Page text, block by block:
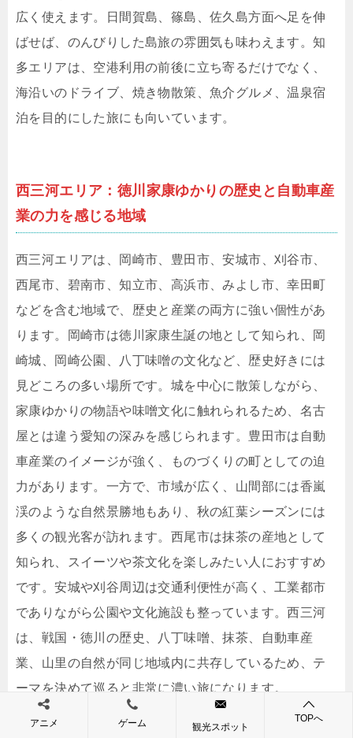
広く使えます。日間賀島、篠島、佐久島方面へ足を伸
ばせば、のんびりした島旅の雰囲気も味わえます。知
多エリアは、空港利用の前後に立ち寄るだけでなく、
海沿いのドライブ、焼き物散策、魚介グルメ、温泉宿
泊を目的にした旅にも向いています。
西三河エリア：徳川家康ゆかりの歴史と自動車産
業の力を感じる地域
西三河エリアは、岡崎市、豊田市、安城市、刈谷市、
西尾市、碧南市、知立市、高浜市、みよし市、幸田町
などを含む地域で、歴史と産業の両方に強い個性があ
ります。岡崎市は徳川家康生誕の地として知られ、岡
崎城、岡崎公園、八丁味噌の文化など、歴史好きには
見どころの多い場所です。城を中心に散策しながら、
家康ゆかりの物語や味噌文化に触れられるため、名古
屋とは違う愛知の深みを感じられます。豊田市は自動
車産業のイメージが強く、ものづくりの町としての迫
力があります。一方で、市域が広く、山間部には香嵐
渓のような自然景勝地もあり、秋の紅葉シーズンには
多くの観光客が訪れます。西尾市は抹茶の産地として
知られ、スイーツや茶文化を楽しみたい人におすすめ
です。安城や刈谷周辺は交通利便性が高く、工業都市
でありながら公園や文化施設も整っています。西三河
は、戦国・徳川の歴史、八丁味噌、抹茶、自動車産
業、山里の自然が同じ地域内に共存しているため、テ
ーマを決めて巡ると非常に濃い旅になります。
アニメ ゲーム 観光スポット
TOPへ